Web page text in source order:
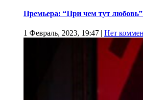
Премьера: “При чем тут
1 Февраль, 2023, 19:47 | Нет